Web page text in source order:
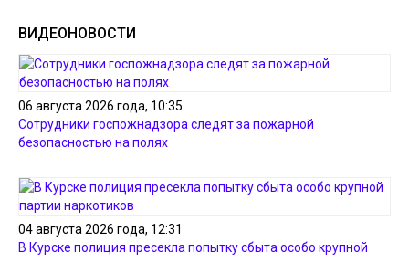
ВИДЕОНОВОСТИ
06 августа 2026 года, 10:35
Сотрудники госпожнадзора следят за пожарной
безопасностью на полях
04 августа 2026 года, 12:31
В Курске полиция пресекла попытку сбыта особо крупной